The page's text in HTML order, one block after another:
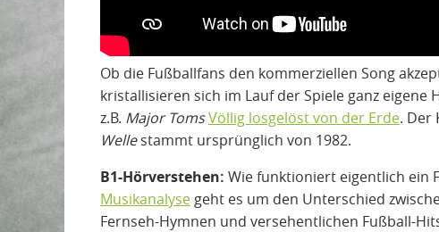
Ob die Fußballfans den kommerziellen Song
kristallisieren sich im Lauf der Spiele ganz eigene
z.B. Major TomsVöllig losgelöst von der Erde. Der
Wellestammt ursprünglich von 1982.
B1-Hörverstehen: Wie funktioniert eigentlich ein
Musikanalyse geht es um den Unterschied
Fernseh-Hymnen und versehentlichen Fußball-